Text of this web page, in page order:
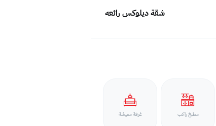
شقة ديلوكس رائعه
مطبخ راكب غرفة معيشة